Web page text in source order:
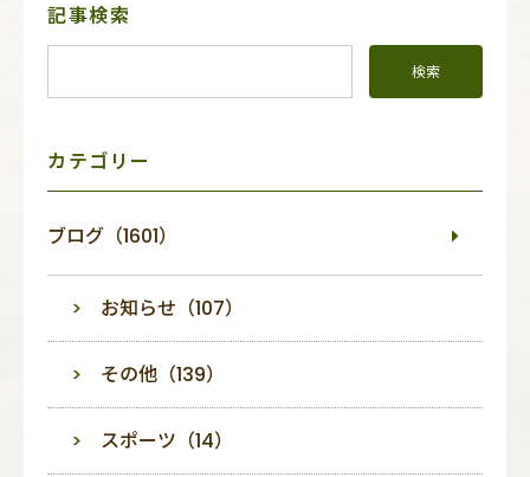
サ
ニ
記事検索
カテゴリー
ブログ（1601）
お知らせ（107）
その他（139）
スポーツ（14）